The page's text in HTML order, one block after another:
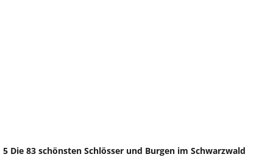
5 Die 83 schönsten Schlösser und Burgen im Schwarzwald